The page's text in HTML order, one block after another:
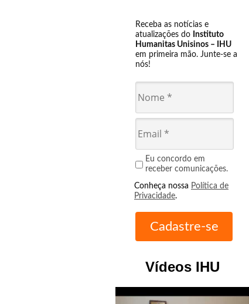
Receba as notícias e
atualizações do Instituto
Humanitas Unisinos – IHU
em primeira mão. Junte-se a
nós!
Eu concordo em
receber comunicações.
Conheça nossa Política de
Privacidade.
Vídeos IHU